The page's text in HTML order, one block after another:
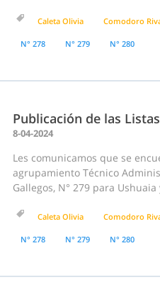
Caleta Olivia Comodoro
N° 278 N° 279 N° 280
Publicación de las
8-04-2024
Les comunicamos que se
agrupamiento Técnico
Gallegos, N° 279 para
Caleta Olivia Comodoro
N° 278 N° 279 N° 280